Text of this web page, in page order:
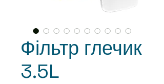
Фільтр глечик
3.5L